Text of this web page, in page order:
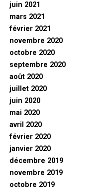
juin 2021
mars 2021
février 2021
novembre 2020
octobre 2020
septembre 2020
août 2020
juillet 2020
juin 2020
mai 2020
avril 2020
février 2020
janvier 2020
décembre 2019
novembre 2019
octobre 2019